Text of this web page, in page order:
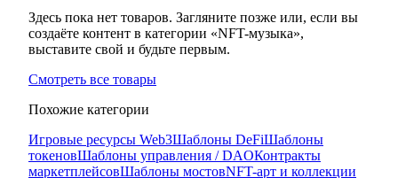
Здесь пока нет товаров. Загляните позже или, если вы
создаёте контент в категории «NFT-музыка»,
выставите свой и будьте первым.
Смотреть все товары
Похожие категории
Игровые ресурсы Web3Шаблоны DeFiШаблоны
токеновШаблоны управления / DAOКонтракты
маркетплейсовШаблоны мостовNFT-арт и коллекции